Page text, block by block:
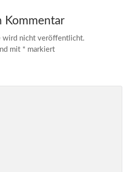
Kommentar
wird nicht veröffentlicht.
mit * markiert